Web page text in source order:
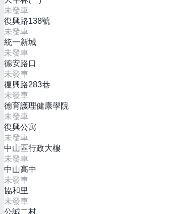
未發車
復興路138號
未發車
統一新城
未發車
德安路口
未發車
復興路283巷
未發車
德育護理健康學院
未發車
復興公寓
未發車
中山區行政大樓
未發車
中山高中
未發車
協和里
未發車
公誠二村